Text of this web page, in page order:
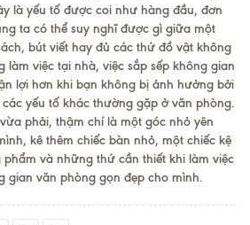
là yếu tố được coi như hàng đầu, đơn
ta có thể suy nghĩ được gì giữa một
bút viết hay đủ các thứ đồ vật không
làm việc tại nhà, việc sắp sếp không gian
lợi hơn khi bạn không bị ảnh hưởng bởi
yếu tố khác thường gặp ở văn phòng.
phải, thậm chí là một góc nhỏ yên
kê thêm chiếc bàn nhỏ, một chiếc kệ
và những thứ cần thiết khi làm việc
gian văn phòng gọn đẹp cho mình.